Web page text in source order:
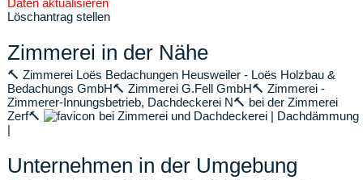
Daten aktualisieren
Löschantrag stellen
Zimmerei in der Nähe
🔨 Zimmerei Loës Bedachungen Heusweiler - Loës Holzbau &
Bedachungs GmbH🔨 Zimmerei G.Fell GmbH🔨 Zimmerei -
Zimmerer-Innungsbetrieb, Dachdeckerei N🔨 bei der Zimmerei
Zerf🔨
bei Zimmerei und Dachdeckerei | Dachdämmung
|
Unternehmen in der Umgebung